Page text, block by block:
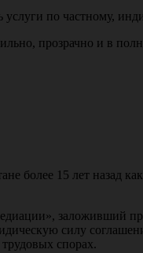
по частному,
прозрачно и в
более 15 лет назад
заложивший
силу
спорах.